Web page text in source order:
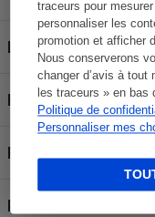
traceurs pour
personnaliser les
promotion et afficher
Nous conserverons
changer d’avis à tout
les traceurs » en bas
Politique de
Personnaliser mes
Largeur de coupe
Hauteur de coupe
Fonction mulching
Poids total avec bac